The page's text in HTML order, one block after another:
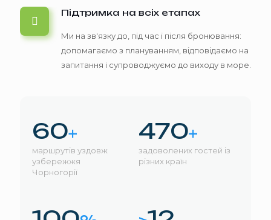
Підтримка на всіх етапах
Ми на зв'язку до, під час і після бронювання:
допомагаємо з плануванням, відповідаємо на
запитання і супроводжуємо до виходу в море.
60+
маршрутів уздовж
узбережжя
Чорногорії
470+
задоволених гостей із
різних країн